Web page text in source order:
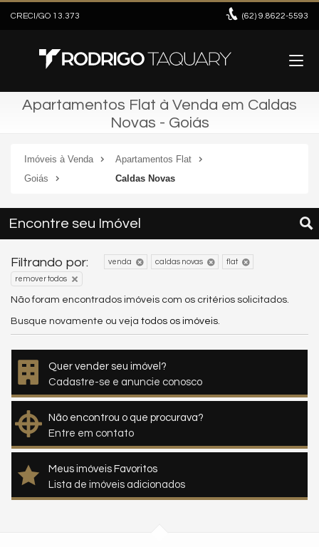
CRECI/GO 13.373 (62) 9.8622-5593
Apartamentos Flat à Venda em Caldas
Novas - Goiás
Imóveis à Venda
Apartamentos Flat
Goiás
Caldas Novas
Encontre seu Imóvel
Filtrando por: venda caldas novas flat
remover todos
Não foram encontrados imóveis com os critérios solicitados.
Busque novamente ou veja todos os imóveis.
Quer vender seu imóvel?
Cadastre-se e anuncie conosco
Não encontrou o que procurava?
Entre em contato
Meus imóveis Favoritos
Lista de imóveis adicionados